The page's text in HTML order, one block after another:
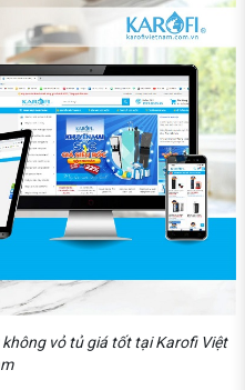
vỏ tủ giá tốt tại Karofi Việt